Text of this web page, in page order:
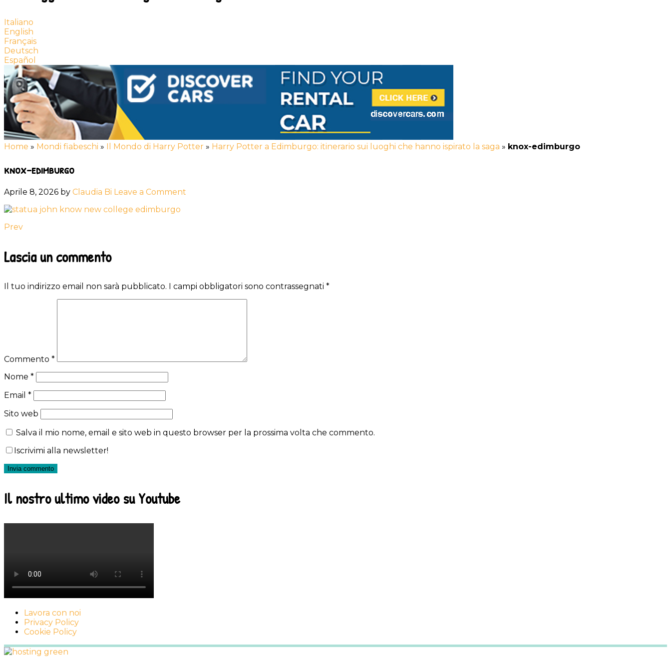
Italiano
English
Français
Deutsch
Español
Home » Mondi fiabeschi » Il Mondo di Harry Potter » Harry Potter a Edimburgo: itinerario sui luoghi che hanno ispirato la saga » knox-edimburgo
knox-edimburgo
Aprile 8, 2026 by Claudia Bi Leave a Comment
Prev
Interactions
Lascia un commento
Il tuo indirizzo email non sarà pubblicato. I campi obbligatori sono contrassegnati *
Commento *
Nome *
Email *
Sito web
Salva il mio nome, email e sito web in questo browser per la prossima volta che commento.
Iscrivimi alla newsletter!
Il nostro ultimo video su Youtube
Lavora con noi
Privacy Policy
Cookie Policy
Footer